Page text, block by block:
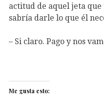
actitud de aquel jeta
sabría darle lo que él
– Si claro. Pago y nos
Me gusta esto: